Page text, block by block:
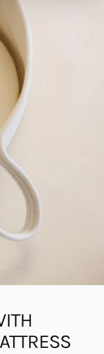
Medien anbieten
Website zu
zu Ihrer
Partner für
weiter. Unsere
mit
bereitgestellt
der Dienste